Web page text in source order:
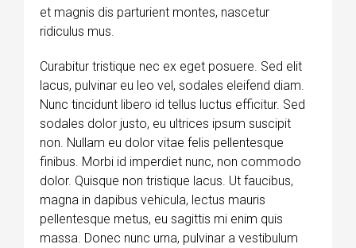
et magnis dis parturient montes, nascetur
ridiculus mus.
Curabitur tristique nec ex eget posuere. Sed elit
lacus, pulvinar eu leo vel, sodales eleifend diam.
Nunc tincidunt libero id tellus luctus efficitur. Sed
sodales dolor justo, eu ultrices ipsum suscipit
non. Nullam eu dolor vitae felis pellentesque
finibus. Morbi id imperdiet nunc, non commodo
dolor. Quisque non tristique lacus. Ut faucibus,
magna in dapibus vehicula, lectus mauris
pellentesque metus, eu sagittis mi enim quis
massa. Donec nunc urna, pulvinar a vestibulum